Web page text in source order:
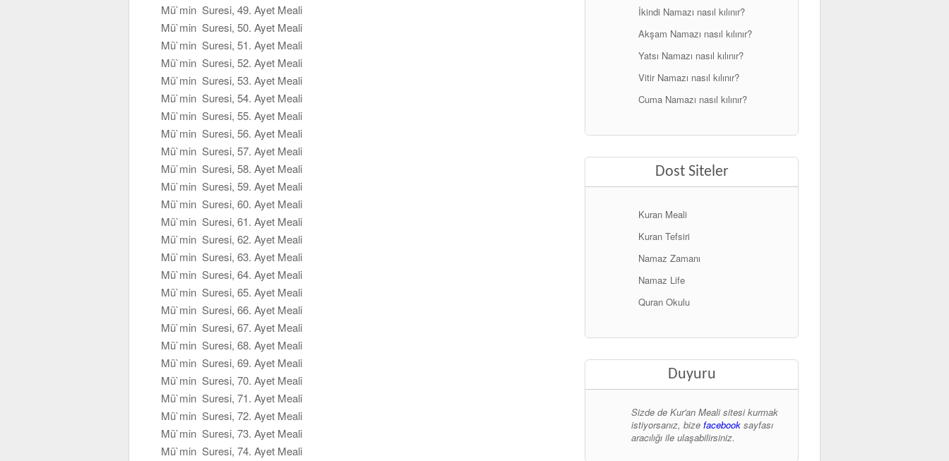
Mü`min Suresi, 49. Ayet Meali
Mü`min Suresi, 50. Ayet Meali
Mü`min Suresi, 51. Ayet Meali
Mü`min Suresi, 52. Ayet Meali
Mü`min Suresi, 53. Ayet Meali
Mü`min Suresi, 54. Ayet Meali
Mü`min Suresi, 55. Ayet Meali
Mü`min Suresi, 56. Ayet Meali
Mü`min Suresi, 57. Ayet Meali
Mü`min Suresi, 58. Ayet Meali
Mü`min Suresi, 59. Ayet Meali
Mü`min Suresi, 60. Ayet Meali
Mü`min Suresi, 61. Ayet Meali
Mü`min Suresi, 62. Ayet Meali
Mü`min Suresi, 63. Ayet Meali
Mü`min Suresi, 64. Ayet Meali
Mü`min Suresi, 65. Ayet Meali
Mü`min Suresi, 66. Ayet Meali
Mü`min Suresi, 67. Ayet Meali
Mü`min Suresi, 68. Ayet Meali
Mü`min Suresi, 69. Ayet Meali
Mü`min Suresi, 70. Ayet Meali
Mü`min Suresi, 71. Ayet Meali
Mü`min Suresi, 72. Ayet Meali
Mü`min Suresi, 73. Ayet Meali
Mü`min Suresi, 74. Ayet Meali
İkindi Namazı nasıl kılınır?
Akşam Namazı nasıl kılınır?
Yatsı Namazı nasıl kılınır?
Vitir Namazı nasıl kılınır?
Cuma Namazı nasıl kılınır?
Dost Siteler
Kuran Meali
Kuran Tefsiri
Namaz Zamanı
Namaz Life
Quran Okulu
Duyuru
Sizde de Kur'an Meali sitesi kurmak
istiyorsanız, bizefacebook sayfası
aracılığı ile ulaşabilirsiniz.